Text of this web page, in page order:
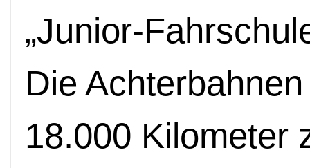
„Junior-
Die
18.000 Kilometer